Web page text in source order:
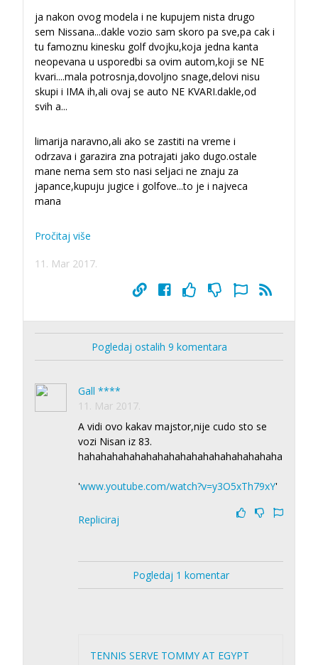
ja nakon ovog modela i ne kupujem nista drugo
sem Nissana...dakle vozio sam skoro pa sve,pa cak i
tu famoznu kinesku golf dvojku,koja jedna kanta
neopevana u usporedbi sa ovim autom,koji se NE
kvari....mala potrosnja,dovoljno snage,delovi nisu
skupi i IMA ih,ali ovaj se auto NE KVARI.dakle,od
svih a...
limarija naravno,ali ako se zastiti na vreme i
odrzava i garazira zna potrajati jako dugo.ostale
mane nema sem sto nasi seljaci ne znaju za
japance,kupuju jugice i golfove...to je i najveca
mana
Pročitaj više
11. Mar 2017.
Pogledaj ostalih 9 komentara
Gall ****
11. Mar 2017.
A vidi ovo kakav majstor,nije cudo sto se
vozi Nisan iz 83.
hahahahahahahahahahahahahahahahahaha
'www.youtube.com/watch?v=y3O5xTh79xY'
Repliciraj
Pogledaj 1 komentar
TENNIS SERVE TOMMY AT EGYPT